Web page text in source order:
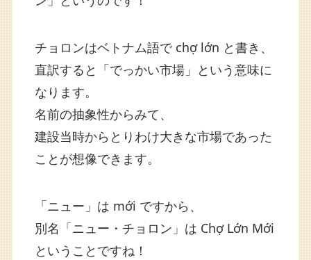
チョロンはベトナム語で chợ lớn と書き、
直訳すると「でっかい市場」という意味に
なります。
名前の抽象性からみて、
建設当時からとりわけ大きな市場であった
ことが想像できます。
「ニュー」は mới ですから、
別名「ニュー・チョロン」は Chợ Lớn Mới
ということですね！